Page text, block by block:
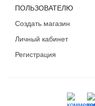
ПОЛЬЗОВАТЕЛЮ
Создать магазин
Личный кабинет
Регистрация